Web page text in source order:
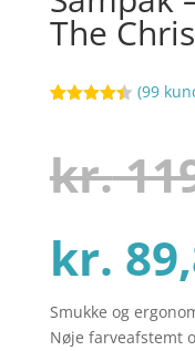
The
baseret
på
kundebedø
(99
kr.
kr.
Smukke og
Nøje farveafstemt